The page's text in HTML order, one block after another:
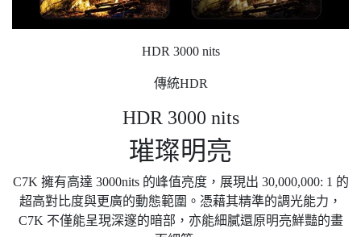
HDR 3000 nits
傳統HDR
HDR 3000 nits
璀璨明亮
C7K 擁有高達 3000nits 的峰值亮度，展現出 30,000,000: 1 的
超高對比度與更廣的動態範圍。憑藉其精準的調光能力，
C7K 不僅能呈現深邃的暗部，亦能細膩還原明亮鮮豔的畫